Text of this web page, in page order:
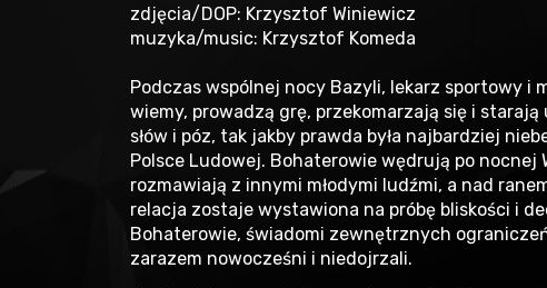
zdjęcia/DOP: Krzysztof Winiewicz
muzyka/music: Krzysztof Komeda
Podczas wspólnej nocy Bazyli, lekarz sportowy i
wiemy, prowadzą grę, przekomarzają się i
słów i póz, tak jakby prawda była najbardziej
Polsce Ludowej. Bohaterowie wędrują po
rozmawiają z innymi młodymi ludźmi, a nad
relacja zostaje wystawiona na próbę bliskości i
Bohaterowie, świadomi zewnętrznych
zarazem nowocześni i niedojrzali.